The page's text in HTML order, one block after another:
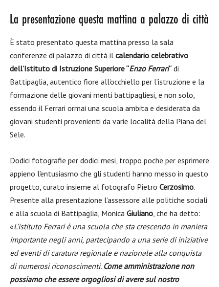
La presentazione questa mattina a palazzo di città
È stato presentato questa mattina presso la sala
conferenze di palazzo di città il calendario celebrativo
dell’Istituto di Istruzione Superiore “Enzo Ferrari“ di
Battipaglia, autentico fiore all’occhiello per l’istruzione e la
formazione delle giovani menti battipagliesi, e non solo,
essendo il Ferrari ormai una scuola ambita e desiderata da
giovani studenti provenienti da varie località della Piana del
Sele.
Dodici fotografie per dodici mesi, troppo poche per esprimere
appieno l’entusiasmo che gli studenti hanno messo in questo
progetto, curato insieme al fotografo Pietro Cerzosimo.
Presente alla presentazione l’assessore alle politiche sociali
e alla scuola di Battipaglia, Monica Giuliano, che ha detto:
«L’istituto Ferrari è una scuola che sta crescendo in maniera
importante negli anni, partecipando a una serie di iniziative
ed eventi di caratura regionale e nazionale alla conquista
di numerosi riconoscimenti. Come amministrazione non
possiamo che essere orgogliosi di avere sul nostro